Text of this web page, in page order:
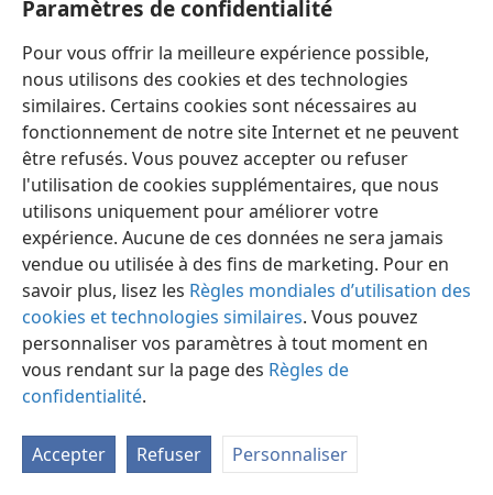
Paramètres de confidentialité
Pour vous offrir la meilleure expérience possible,
nous utilisons des cookies et des technologies
similaires. Certains cookies sont nécessaires au
fonctionnement de notre site Internet et ne peuvent
être refusés. Vous pouvez accepter ou refuser
l'utilisation de cookies supplémentaires, que nous
utilisons uniquement pour améliorer votre
expérience. Aucune de ces données ne sera jamais
vendue ou utilisée à des fins de marketing. Pour en
savoir plus, lisez les Règles mondiales d’utilisation des
cookies et technologies similaires. Vous pouvez
personnaliser vos paramètres à tout moment en
vous rendant sur la page des Règles de
confidentialité.
Accepter Refuser Personnaliser
Préférences
Copyright© 2026 Watch Tower Bible and Tract Society of Pennsylvania
Conditions d’utilisation
Règles de confidentialité
Paramètres de confidentialité
JW.ORG Se connecter